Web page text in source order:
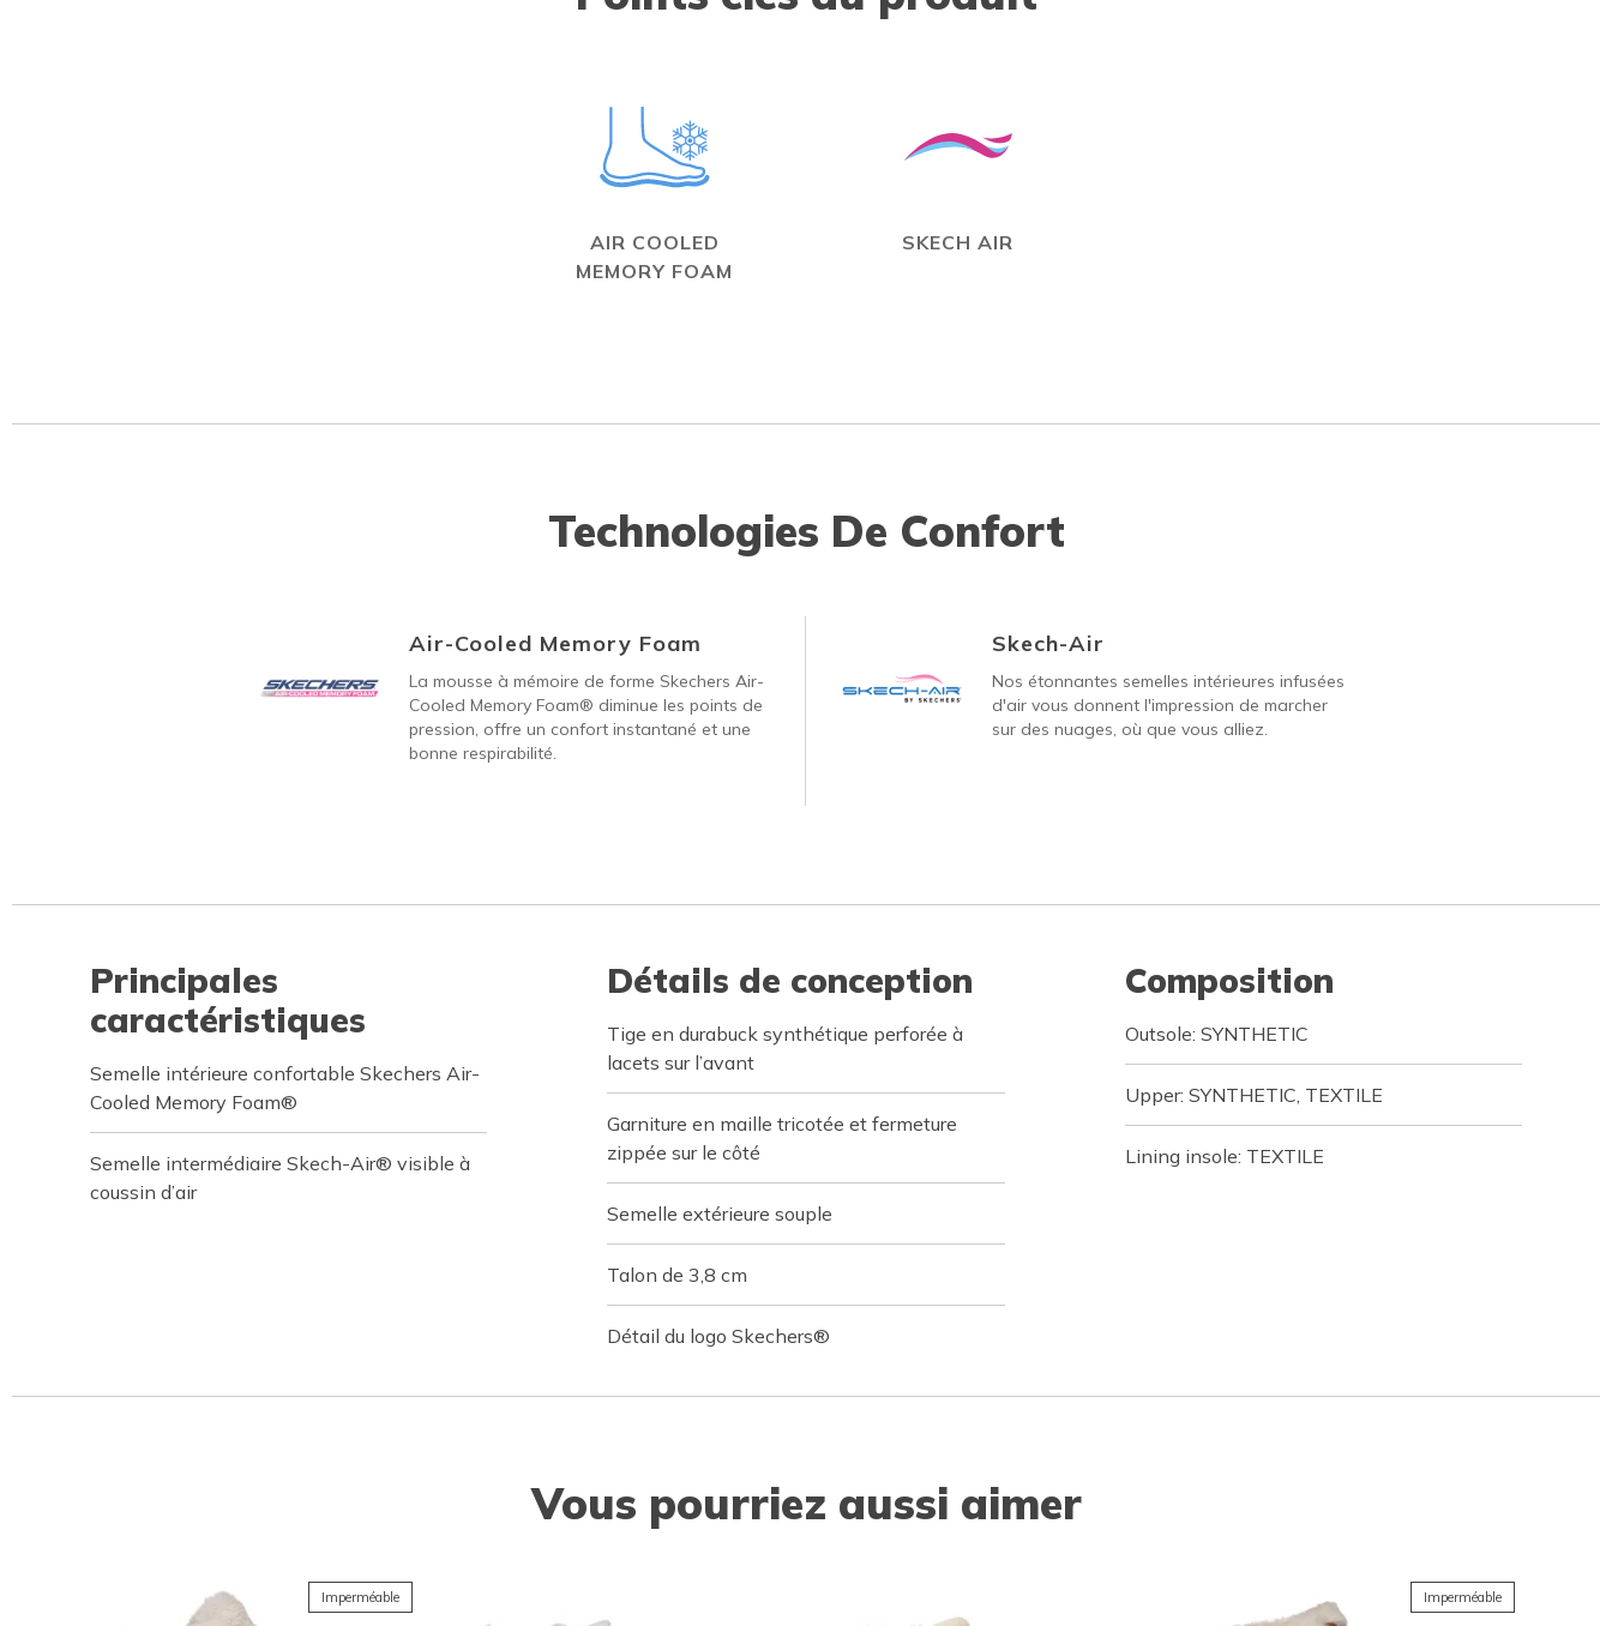
AIR COOLED
MEMORY FOAM
SKECH AIR
Technologies De Confort
Air-Cooled Memory Foam
La mousse à mémoire de forme Skechers Air-
Cooled Memory Foam® diminue les points de
pression, offre un confort instantané et une
bonne respirabilité.
Skech-Air
Nos étonnantes semelles intérieures infusées
d'air vous donnent l'impression de marcher
sur des nuages, où que vous alliez.
Principales
caractéristiques
Semelle intérieure confortable Skechers Air-
Cooled Memory Foam®
Semelle intermédiaire Skech-Air® visible à
coussin d’air
Détails de conception
Tige en durabuck synthétique perforée à
lacets sur l’avant
Garniture en maille tricotée et fermeture
zippée sur le côté
Semelle extérieure souple
Talon de 3,8 cm
Détail du logo Skechers®
Composition
Outsole: SYNTHETIC
Upper: SYNTHETIC, TEXTILE
Lining insole: TEXTILE
Vous pourriez aussi aimer
Imperméable Imperméable